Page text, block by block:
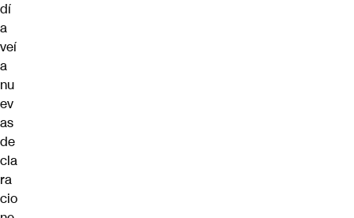
dí
a
veí
a
nu
ev
as
de
cla
ra
cio